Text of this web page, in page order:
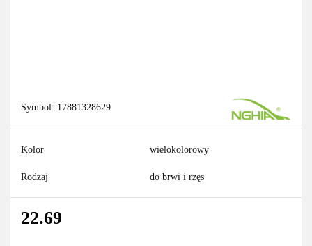
Symbol: 17881328629
Kolor wielokolorowy
Rodzaj do brwi i rzęs
22.69